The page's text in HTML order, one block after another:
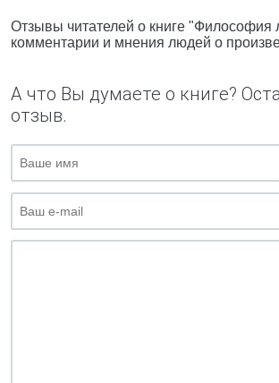
Отзывы читателей о книге "Философия
комментарии и мнения людей о
А что Вы думаете о книге?
отзыв.